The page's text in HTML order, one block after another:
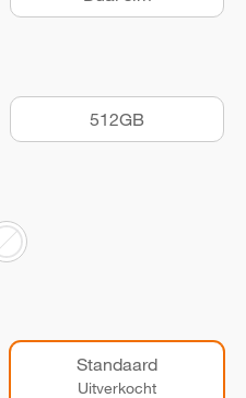
512GB
Standaard
Uitverkocht